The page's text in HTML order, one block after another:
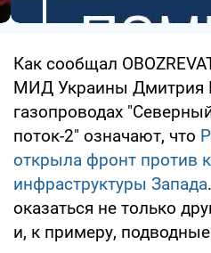
Как сообщал
МИД Украины Дмитрия
газопроводах
поток-2" означают, что
открыла фронт против
инфраструктуры Запада
оказаться не только
и, к примеру,